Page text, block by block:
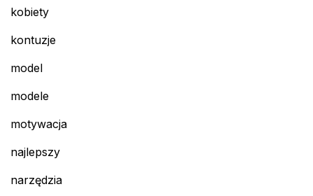
kobiety
kontuzje
model
modele
motywacja
najlepszy
narzędzia